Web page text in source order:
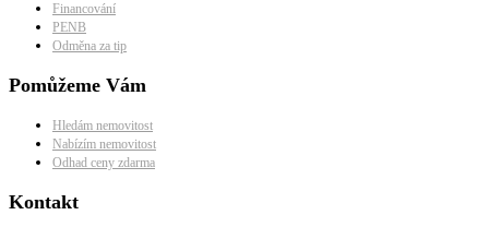
Financování
PENB
Odměna za tip
Pomůžeme Vám
Hledám nemovitost
Nabízím nemovitost
Odhad ceny zdarma
Kontakt